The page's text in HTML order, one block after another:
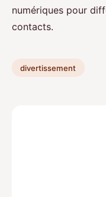
numériques pour
contacts.
divertissement